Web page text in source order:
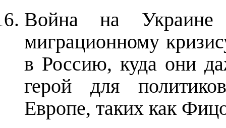
Война на
миграционному
в Россию, куда они
герой для
Европе, таких как